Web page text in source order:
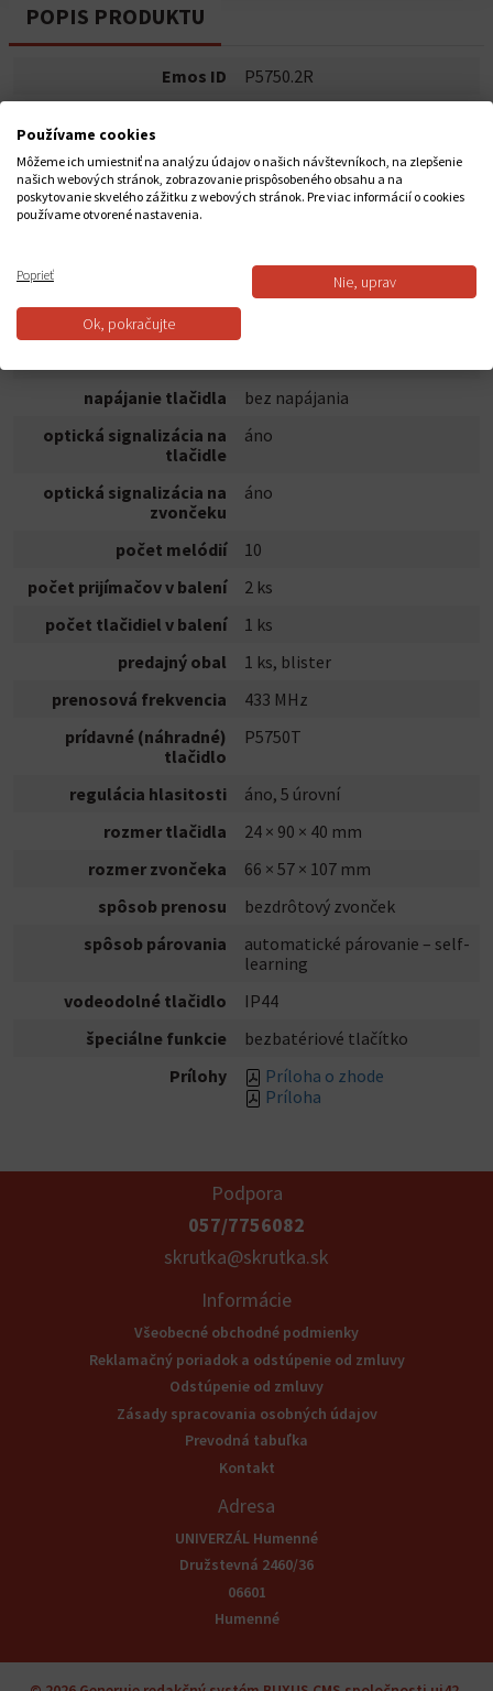
POPIS PRODUKTU
Emos ID
P5750.2R
dosah tlačidla
150 m
farba
červená
maximálna hlasitosť
možnosť pridať ďalšie
tlačidlo
napájanie hlavnej
napájanie tlačidla
bez napájania
optická signalizácia na
tlačidle
áno
optická signalizácia na
zvončeku
áno
počet melódií
10
počet prijímačov v balení
2 ks
počet tlačidiel v balení
1 ks
predajný obal
1 ks, blister
prenosová frekvencia
433 MHz
prídavné (náhradné)
tlačidlo
P5750T
regulácia hlasitosti
áno, 5 úrovní
rozmer tlačidla
24 × 90 × 40 mm
rozmer zvončeka
66 × 57 × 107 mm
spôsob prenosu
bezdrôtový zvonček
spôsob párovania
automatické párovanie – self-
learning
vodeodolné tlačidlo
IP44
špeciálne funkcie
bezbatériové tlačítko
Prílohy
Príloha o zhode
Príloha
Podpora
057/7756082
skrutka@skrutka.sk
Informácie
Všeobecné obchodné podmienky
Reklamačný poriadok a odstúpenie od zmluvy
Odstúpenie od zmluvy
Zásady spracovania osobných údajov
Prevodná tabuľka
Kontakt
Adresa
UNIVERZÁL Humenné
Družstevná 2460/36
06601
Humenné
Používame cookies
Môžeme ich umiestniť na analýzu údajov o našich návštevníkoch, na zlepšenie
našich webových stránok, zobrazovanie prispôsobeného obsahu a na
poskytovanie skvelého zážitku z webových stránok. Pre viac informácií o cookies
používame otvorené nastavenia.
Poprieť Nie, uprav
Ok, pokračujte